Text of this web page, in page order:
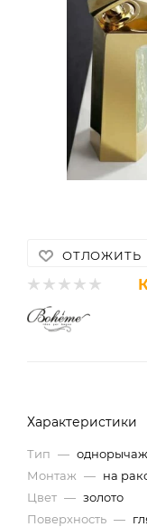
ОТЛОЖИТЬ
Характеристики
Тип —
Монтаж — на
Цвет — золото
Поверхность —